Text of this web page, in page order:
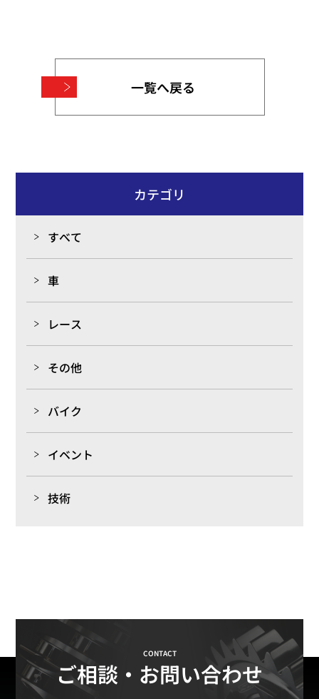
一覧へ戻る
カテゴリ
すべて
車
レース
その他
バイク
イベント
技術
CONTACT
ご相談・お問い合わせ